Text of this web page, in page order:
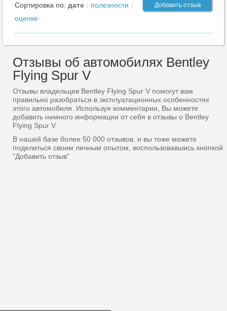
Добавить отзыв
Сортировка по: дате
полезности
оценке
Отзывы об автомобилях Bentley
Flying Spur V
Отзывы владельцев Bentley Flying Spur V помогут вам
правильно разобраться в эксплуатационных особенностях
этого автомобиля. Используя комментарии, Вы можете
добавить немного информации от себя в отзывы о Bentley
Flying Spur V.
В нашей базе более 50 000 отзывов, и вы тоже можете
поделиться своим личным опытом, воспользовавшись кнопкой
"Добавить отзыв"